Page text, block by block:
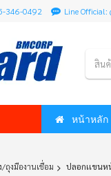
346-0492 Line Official:
สิน
หน้าหลัก
ถุงมืองานเชื่อม ปลอกเเขน